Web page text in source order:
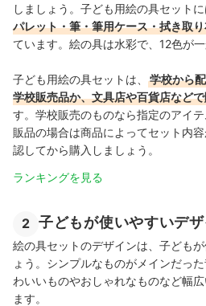
しましょう。子ども用絵の具セットに
パレット・筆・筆用ケース・拭き取
ています。絵の具は水彩で、 12色が一
子ども用絵の具セットは、
学校から
学校販売品か、文具店や百貨店など
す。学校販売のものなら指定のアイ
販品の場合は商品によってセット内
認してから購入しましょう。
ランキングを見る
2 子どもが使いやすいデ
絵の具セットのデザインは、子ども
ょう。シンプルなものがメインだっ
わいいものやおしゃれなものなど幅
ます。